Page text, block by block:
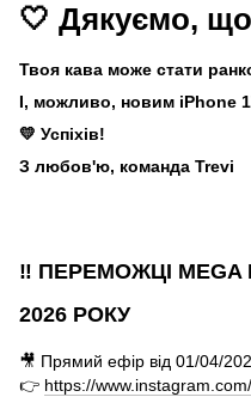
🤍 Дякуємо,
Твоя кава може стати
І, можливо, новим iPhone
💛 Успіхів!
З любов'ю, команда Trevi
‼️ ПЕРЕМОЖЦІ
2026 РОКУ
🎥 Прямий ефір від 01/04/
👉 https://